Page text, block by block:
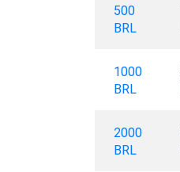
500
BRL
1000
BRL
2000
BRL